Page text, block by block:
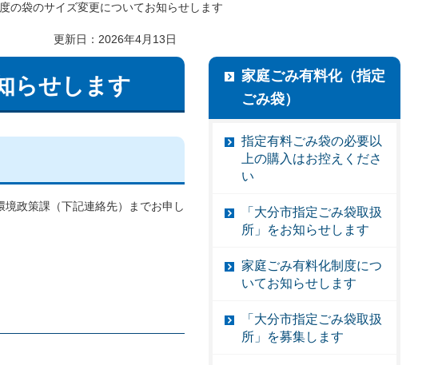
の袋のサイズ変更についてお知らせします
更新日：2026年4月13日
らせします
政策課（下記連絡先）までお申し
家庭ごみ有料化（指定
ごみ袋）
指定有料ごみ袋の必要以
上の購入はお控えくださ
い
「大分市指定ごみ袋取扱
所」をお知らせします
家庭ごみ有料化制度につ
いてお知らせします
「大分市指定ごみ袋取扱
所」を募集します